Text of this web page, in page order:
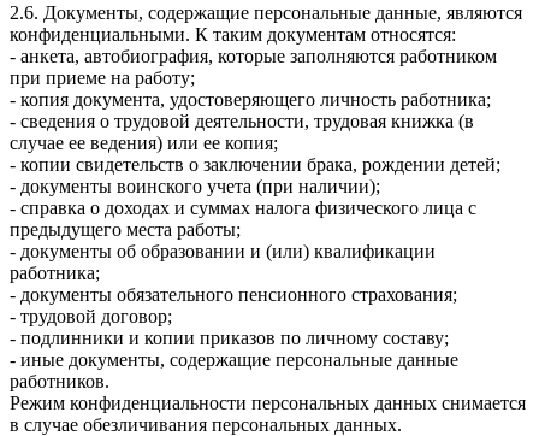
2.6. Документы, содержащие персональные данные, являются
конфиденциальными. К таким документам относятся:
- анкета, автобиография, которые заполняются работником
при приеме на работу;
- копия документа, удостоверяющего личность работника;
- сведения о трудовой деятельности, трудовая книжка (в
случае ее ведения) или ее копия;
- копии свидетельств о заключении брака, рождении детей;
- документы воинского учета (при наличии);
- справка о доходах и суммах налога физического лица с
предыдущего места работы;
- документы об образовании и (или) квалификации
работника;
- документы обязательного пенсионного страхования;
- трудовой договор;
- подлинники и копии приказов по личному составу;
- иные документы, содержащие персональные данные
работников.
Режим конфиденциальности персональных данных снимается
в случае обезличивания персональных данных.